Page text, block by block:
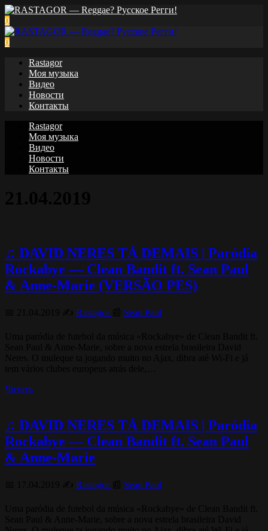
0
0
Rastagor
Моя музыка
Видео
Новости
Контакты
Rastagor
Моя музыка
Видео
Новости
Контакты
♫ DAVID NERES TÁ DEMAIS | Paródia
Rockabye — Clean Bandit ft. Sean Paul
& Anne-Marie (VERSÃO PES)
Rastagor Sean Paul
Читать
♫ DAVID NERES TÁ DEMAIS | Paródia
Rockabye — Clean Bandit ft. Sean Paul
& Anne-Marie
Rastagor Sean Paul